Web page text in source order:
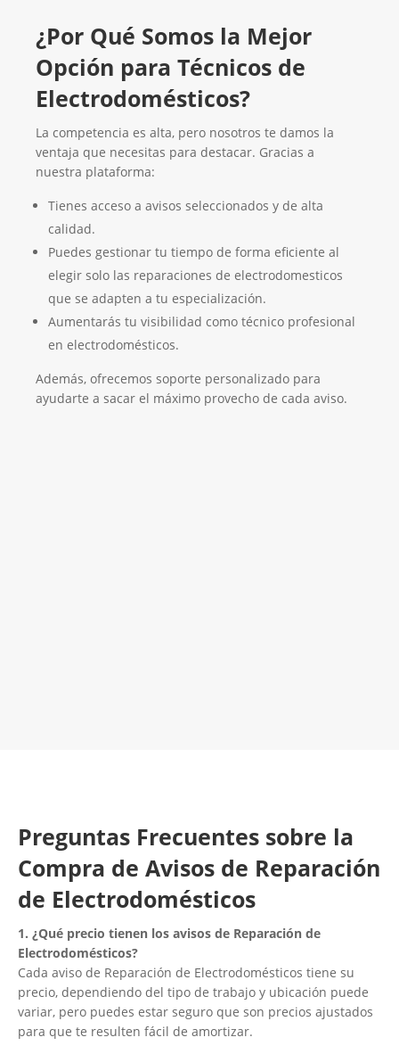
¿Por Qué Somos la Mejor
Opción para Técnicos de
Electrodomésticos?
La competencia es alta, pero nosotros te damos la
ventaja que necesitas para destacar. Gracias a
nuestra plataforma:
Tienes acceso a avisos seleccionados y de alta
calidad.
Puedes gestionar tu tiempo de forma eficiente al
elegir solo las reparaciones de electrodomesticos
que se adapten a tu especialización.
Aumentarás tu visibilidad como técnico profesional
en electrodomésticos.
Además, ofrecemos soporte personalizado para
ayudarte a sacar el máximo provecho de cada aviso.
Preguntas Frecuentes sobre la
Compra de Avisos de Reparación
de Electrodomésticos
1. ¿Qué precio tienen los avisos de Reparación de
Electrodomésticos?
Cada aviso de Reparación de Electrodomésticos tiene su
precio, dependiendo del tipo de trabajo y ubicación puede
variar, pero puedes estar seguro que son precios ajustados
para que te resulten fácil de amortizar.